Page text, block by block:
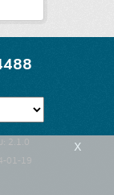
: 2.1.0
01-19
x